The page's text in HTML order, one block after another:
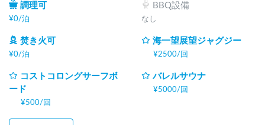
調理可
¥0/泊
BBQ設備
なし
焚き火可
¥0/泊
海一望展望ジャグジー
¥2500/回
コストコロングサーフボ
ード
¥500/回
バレルサウナ
¥5000/回